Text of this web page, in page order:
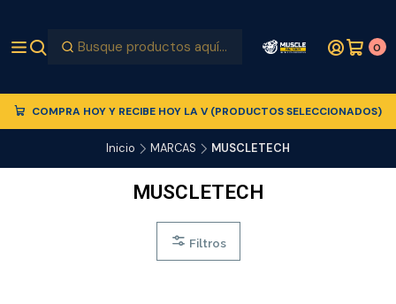
0
COMPRA HOY Y RECIBE HOY LA V (PRODUCTOS SELECCIONADOS)
Inicio MARCAS MUSCLETECH
MUSCLETECH
Filtros